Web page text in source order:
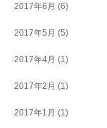
2017年6月 (6)
2017年5月 (5)
2017年4月 (1)
2017年2月 (1)
2017年1月 (1)